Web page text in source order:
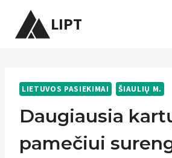
LIPT
LIETUVOS PASIEKIMAI ŠIAULIŲ M.
Daugiausia
pamečiui